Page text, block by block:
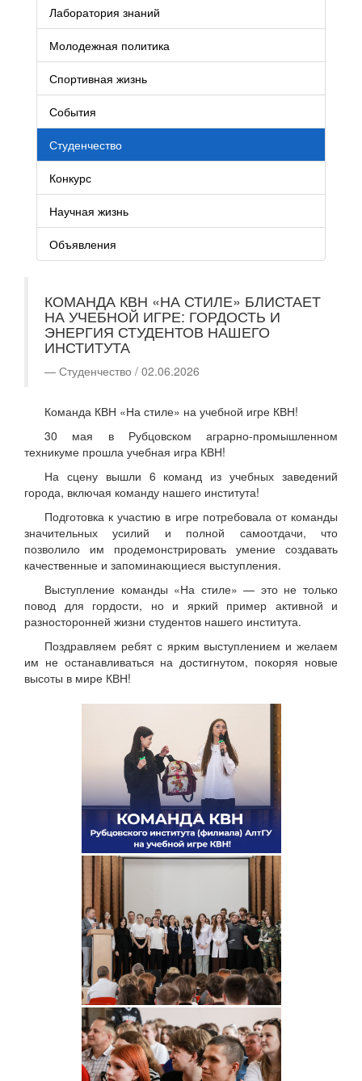
Лаборатория знаний
Молодежная политика
Спортивная жизнь
События
Студенчество
Конкурс
Научная жизнь
Объявления
КОМАНДА КВН «НА СТИЛЕ» БЛИСТАЕТ
НА УЧЕБНОЙ ИГРЕ: ГОРДОСТЬ И
ЭНЕРГИЯ СТУДЕНТОВ НАШЕГО
ИНСТИТУТА
Студенчество / 02.06.2026
Команда КВН «На стиле» на учебной игре КВН!
30 мая в Рубцовском аграрно-промышленном
техникуме прошла учебная игра КВН!
На сцену вышли 6 команд из учебных заведений
города, включая команду нашего института!
Подготовка к участию в игре потребовала от команды
значительных усилий и полной самоотдачи, что
позволило им продемонстрировать умение создавать
качественные и запоминающиеся выступления.
Выступление команды «На стиле» — это не только
повод для гордости, но и яркий пример активной и
разносторонней жизни студентов нашего института.
Поздравляем ребят с ярким выступлением и желаем
им не останавливаться на достигнутом, покоряя новые
высоты в мире КВН!